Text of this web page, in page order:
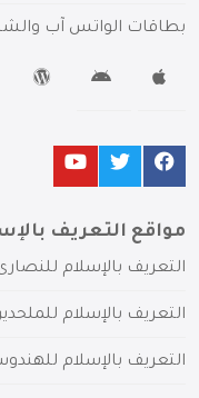
بطاقات الواتس آب
مواقع التعريف
التعريف بالإسلام
التعريف بالإسلام
التعريف بالإسلام